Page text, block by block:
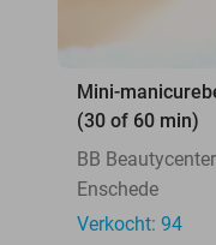
Mini-
(30 of 60 min)
BB Beautycenter
Enschede
Verkocht: 94